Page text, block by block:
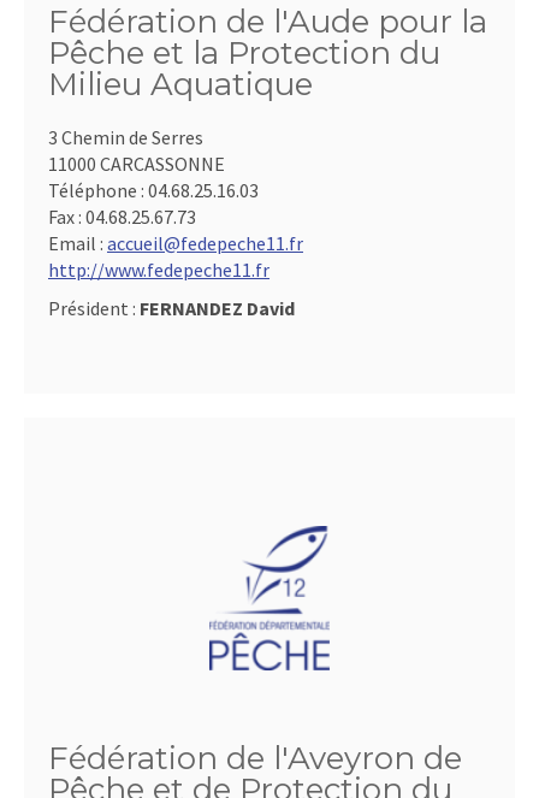
Fédération de l'Aude pour la
Pêche et la Protection du
Milieu Aquatique
3 Chemin de Serres
11000 CARCASSONNE
Téléphone : 04.68.25.16.03
Fax : 04.68.25.67.73
Email : accueil@fedepeche11.fr
http://www.fedepeche11.fr
Président : FERNANDEZ David
Fédération de l'Aveyron de
Pêche et de Protection du